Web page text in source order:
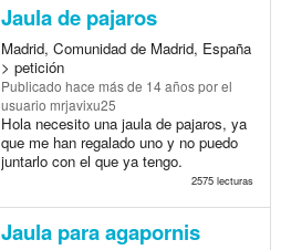
Jaula de pajaros
Madrid, Comunidad de Madrid, España
> petición
Publicado hace más de 14 añospor el
usuario mrjavixu25
Hola necesito una jaula de pajaros, ya
que me han regalado uno y no puedo
juntarlo con el que ya tengo.
2575 lecturas
Jaula para agapornis